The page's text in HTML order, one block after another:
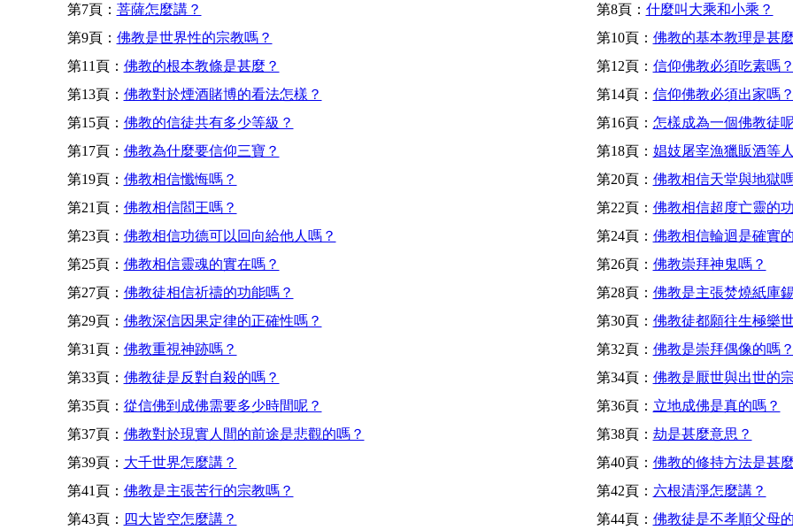
第7頁： 菩薩怎麼講？ 第8頁： 什麼叫大乘和小乘？
第9頁： 佛教是世界性的宗教嗎？ 第10頁： 佛教的基本教理是甚
第11頁： 佛教的根本教條是甚麼？ 第12頁： 信仰佛教必須吃素嗎？
第13頁： 佛教對於煙酒賭博的看法怎樣？ 第14頁： 信仰佛教必須出家嗎？
第15頁： 佛教的信徒共有多少等級？ 第16頁： 怎樣成為一個佛教徒
第17頁： 佛教為什麼要信仰三寶？ 第18頁： 娼妓屠宰漁獵販酒等
第19頁： 佛教相信懺悔嗎？ 第20頁： 佛教相信天堂與地獄
第21頁： 佛教相信閻王嗎？ 第22頁： 佛教相信超度亡靈的
第23頁： 佛教相信功德可以回向給他人嗎？ 第24頁： 佛教相信輪迴是確實
第25頁： 佛教相信靈魂的實在嗎？ 第26頁： 佛教崇拜神鬼嗎？
第27頁： 佛教徒相信祈禱的功能嗎？ 第28頁： 佛教是主張焚燒紙庫
第29頁： 佛教深信因果定律的正確性嗎？ 第30頁： 佛教徒都願往生極樂
第31頁： 佛教重視神跡嗎？ 第32頁： 佛教是崇拜偶像的嗎？
第33頁： 佛教徒是反對自殺的嗎？ 第34頁： 佛教是厭世與出世的
第35頁： 從信佛到成佛需要多少時間呢？ 第36頁： 立地成佛是真的嗎？
第37頁： 佛教對於現實人間的前途是悲觀的嗎？ 第38頁： 劫是甚麼意思？
第39頁： 大千世界怎麼講？ 第40頁： 佛教的修持方法是甚
第41頁： 佛教是主張苦行的宗教嗎？ 第42頁： 六根清淨怎麼講？
第43頁： 四大皆空怎麼講？ 第44頁： 佛教徒是不孝順父母